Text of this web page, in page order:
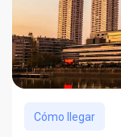
Cómo llegar